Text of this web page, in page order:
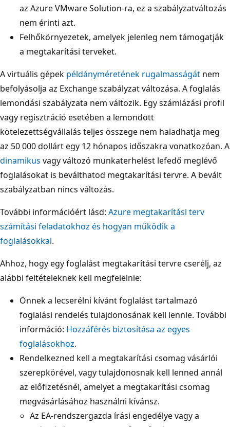
az Azure VMware Solution-ra, ez a szabályzatváltozás
nem érinti azt.
Felhőkörnyezetek, amelyek jelenleg nem támogatják
a megtakarítási terveket.
A virtuális gépek példányméretének rugalmasságát nem
befolyásolja az Exchange szabályzat változása. A foglalás
lemondási szabályzata nem változik. Egy számlázási profil
vagy regisztráció esetében a lemondott
kötelezettségvállalás teljes összege nem haladhatja meg
az 50 000 dollárt egy 12 hónapos időszakra vonatkozóan. A
dinamikus vagy változó munkaterhelést lefedő meglévő
foglalásokat is beválthatod megtakarítási tervre. A bevált
szabályzatban nincs változás.
További információért lásd: Azure megtakarítási terv
számítási feladatokhoz és hogyan működik a
foglalásokkal.
Ahhoz, hogy egy foglalást megtakarítási tervre cserélj, az
alábbi feltételeknek kell megfelelnie:
Önnek a lecserélni kívánt foglalást tartalmazó
foglalási rendelés tulajdonosának kell lennie. További
információ: Hozzáférés biztosítása az egyes
foglalásokhoz.
Rendelkezned kell a megtakarítási csomag vásárlói
szerepkörével, vagy tulajdonosnak kell lenned annál
az előfizetésnél, amelyet a megtakarítási csomag
megvásárlásához használni kívánsz.
Az EA-rendszergazda írási engedélye vagy a